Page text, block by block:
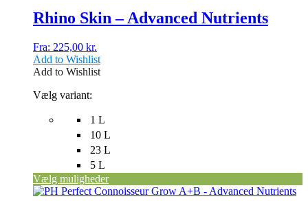
Rhino Skin – Advanced Nutrients
Fra: 225,00 kr.
1 L
10 L
23 L
5 L
Vælg variant:
Vælg muligheder
har
flere
Mulighederne
kan
vælges
varesiden
Add to Wishlist
Add to Wishlist
Dette